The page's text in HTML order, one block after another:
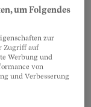
Wirkstoff
aber blieb
Packung.
um Folgendes
zur
Zugriff auf
Werbung und
von
und Verbesserung